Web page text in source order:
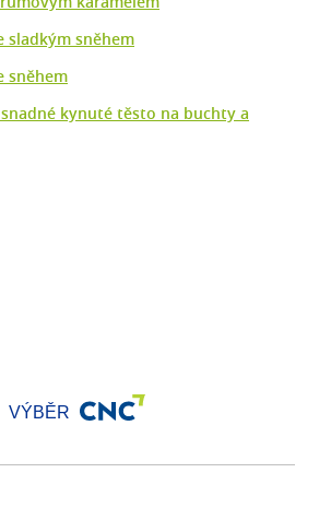
sladkým sněhem
sněhem
kynuté těsto na buchty a
VÝBĚR